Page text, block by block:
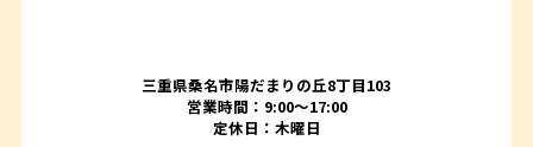
三重県桑名市陽だまりの丘8丁目103
営業時間：9:00〜17:00
定休日：木曜日